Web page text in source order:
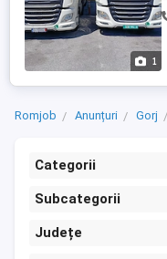
1
Romjob Anunțuri Gorj
Categorii
Subcategorii
Județe